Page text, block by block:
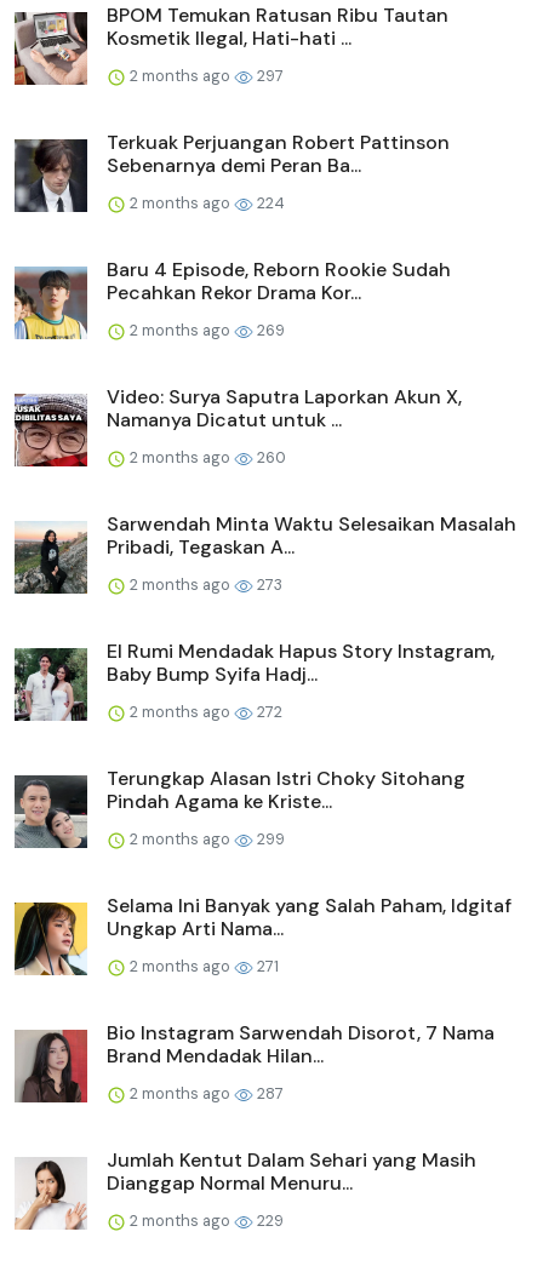
BPOM Temukan Ratusan Ribu Tautan
Kosmetik Ilegal, Hati-hati ...
2 months ago 297
Terkuak Perjuangan Robert Pattinson
Sebenarnya demi Peran Ba...
2 months ago 224
Baru 4 Episode, Reborn Rookie Sudah
Pecahkan Rekor Drama Kor...
2 months ago 269
Video: Surya Saputra Laporkan Akun X,
Namanya Dicatut untuk ...
2 months ago 260
Sarwendah Minta Waktu Selesaikan Masalah
Pribadi, Tegaskan A...
2 months ago 273
El Rumi Mendadak Hapus Story Instagram,
Baby Bump Syifa Hadj...
2 months ago 272
Terungkap Alasan Istri Choky Sitohang
Pindah Agama ke Kriste...
2 months ago 299
Selama Ini Banyak yang Salah Paham, Idgitaf
Ungkap Arti Nama...
2 months ago 271
Bio Instagram Sarwendah Disorot, 7 Nama
Brand Mendadak Hilan...
2 months ago 287
Jumlah Kentut Dalam Sehari yang Masih
Dianggap Normal Menuru...
2 months ago 229